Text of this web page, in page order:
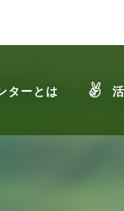
ターとは